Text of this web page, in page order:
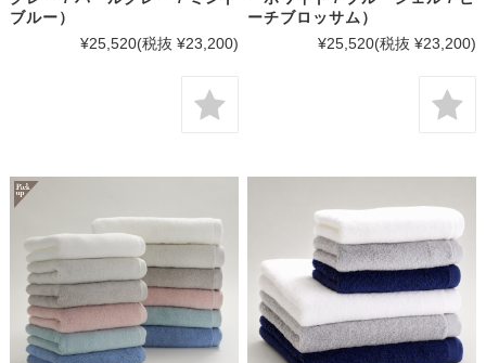
ブルー）
¥25,520(税抜 ¥23,200)
ーチブロッサム）
¥25,520(税抜 ¥23,200)